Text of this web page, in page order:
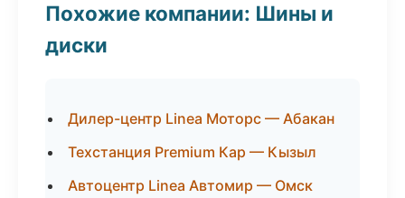
Похожие компании: Шины и
диски
Дилер-центр Linea Моторс — Абакан
Техстанция Premium Кар — Кызыл
Автоцентр Linea Автомир — Омск